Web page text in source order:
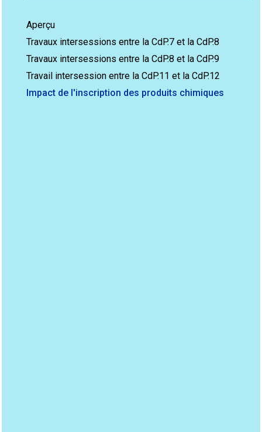
Aperçu
Travaux intersessions entre la CdP.7 et la CdP.8
Travaux intersessions entre la CdP.8 et la CdP.9
Travail intersession entre la CdP.11 et la CdP.12
Impact de l'inscription des produits chimiques